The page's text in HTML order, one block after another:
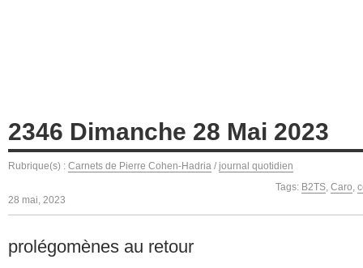
2346 Dimanche 28 Mai 2023
Rubrique(s) : Carnets de Pierre Cohen-Hadria / journal quotidien
Tags: B2TS Caro
28 mai, 2023
prolégomènes au retour